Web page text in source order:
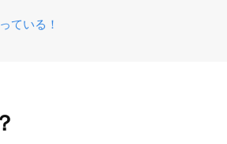
ている！